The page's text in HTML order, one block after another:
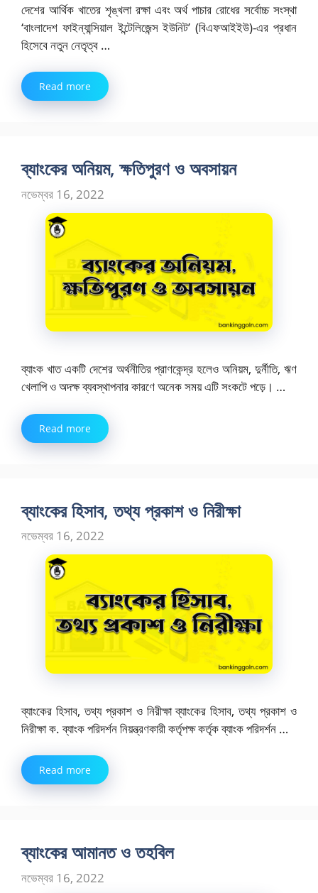
দেশের আর্থিক খাতের শৃঙ্খলা রক্ষা এবং অর্থ পাচার রোধের সর্বোচ্চ সংস্থা
‘বাংলাদেশ ফাইন্যান্সিয়াল ইন্টেলিজেন্স ইউনিট’ (বিএফআইইউ)-এর প্রধান
হিসেবে নতুন নেতৃত্ব …
Read more
ব্যাংকের অনিয়ম, ক্ষতিপুরণ ও অবসায়ন
নভেম্বর 16, 2022
ব্যাংক খাত একটি দেশের অর্থনীতির প্রাণকেন্দ্র হলেও অনিয়ম, দুর্নীতি, ঋণ
খেলাপি ও অদক্ষ ব্যবস্থাপনার কারণে অনেক সময় এটি সংকটে পড়ে। …
Read more
ব্যাংকের হিসাব, তথ্য প্রকাশ ও নিরীক্ষা
নভেম্বর 16, 2022
ব্যাংকের হিসাব, তথ্য প্রকাশ ও নিরীক্ষা ব্যাংকের হিসাব, তথ্য প্রকাশ ও
নিরীক্ষা ক. ব্যাংক পরিদর্শন নিয়ন্ত্রণকারী কর্তৃপক্ষ কর্তৃক ব্যাংক পরিদর্শন …
Read more
ব্যাংকের আমানত ও তহবিল
নভেম্বর 16, 2022